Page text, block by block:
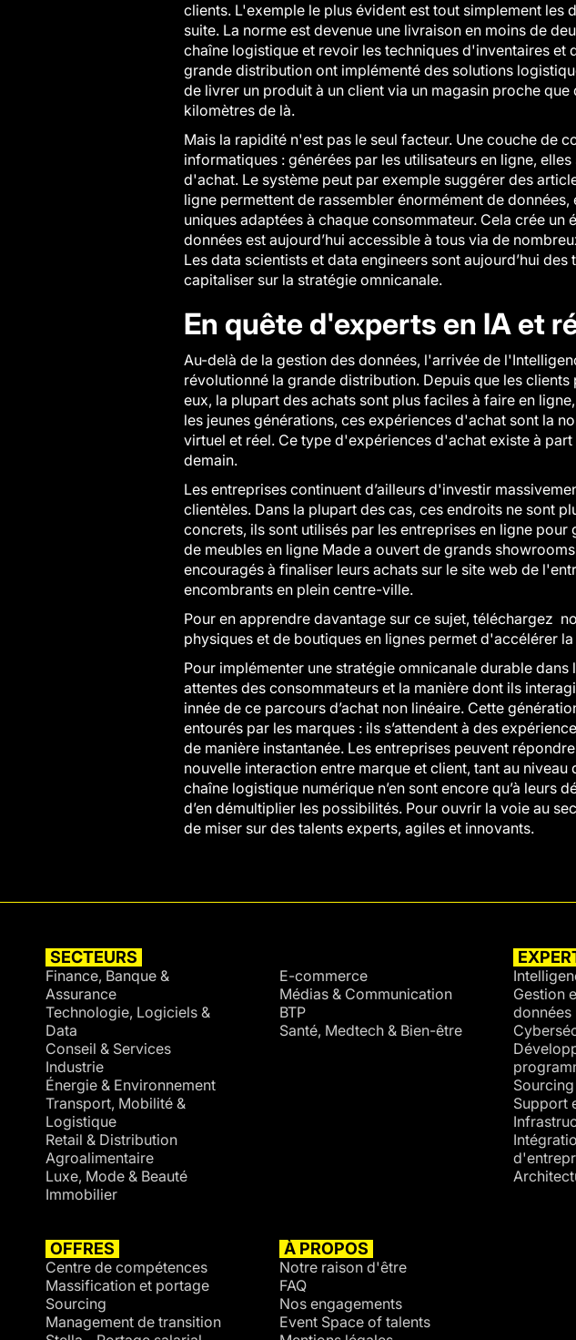
clients. L'exemple le plus évident est tout simplement
suite. La norme est devenue une livraison en moins de
chaîne logistique et revoir les techniques d'inventaires et
grande distribution ont implémenté des solutions
de livrer un produit à un client via un magasin proche
kilomètres de là.
Mais la rapidité n'est pas le seul facteur. Une couche de
informatiques : générées par les utilisateurs en ligne,
d'achat. Le système peut par exemple suggérer des
ligne permettent de rassembler énormément de
uniques adaptées à chaque consommateur. Cela crée
données est aujourd’hui accessible à tous via de
Les data scientists et data engineers sont aujourd’hui
capitaliser sur la stratégie omnicanale.
En quête d'experts en IA et
Au-delà de la gestion des données, l'arrivée de
révolutionné la grande distribution. Depuis que les
eux, la plupart des achats sont plus faciles à faire en
les jeunes générations, ces expériences d'achat sont la
virtuel et réel. Ce type d'expériences d'achat existe à
demain.
Les entreprises continuent d’ailleurs d'investir
clientèles. Dans la plupart des cas, ces endroits ne sont
concrets, ils sont utilisés par les entreprises en ligne
de meubles en ligne Made a ouvert de grands
encouragés à finaliser leurs achats sur le site web de
encombrants en plein centre-ville.
Pour en apprendre davantage sur ce sujet, téléchargez
physiques et de boutiques en lignes permet d'accélérer
Pour implémenter une stratégie omnicanale durable
attentes des consommateurs et la manière dont ils
innée de ce parcours d’achat non linéaire. Cette
entourés par les marques : ils s’attendent à des
de manière instantanée. Les entreprises peuvent
nouvelle interaction entre marque et client, tant au niveau
chaîne logistique numérique n’en sont encore qu’à leurs
d’en démultiplier les possibilités. Pour ouvrir la voie au
de miser sur des talents experts, agiles et innovants.
SECTEURS
Finance, Banque &
Assurance
Technologie, Logiciels &
Data
Conseil & Services
Industrie
Énergie & Environnement
Transport, Mobilité &
Logistique
Retail & Distribution
Agroalimentaire
Luxe, Mode & Beauté
Immobilier
E-commerce
Médias & Communication
BTP
Santé, Medtech & Bien-être
Gestion
données
Support
OFFRES
Centre de compétences
Massification et portage
Sourcing
Management de transition
À PROPOS
Notre raison d'être
FAQ
Nos engagements
Event Space of talents